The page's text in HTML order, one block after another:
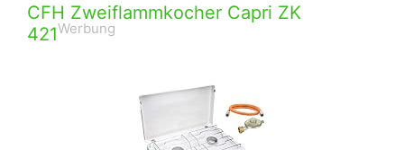
CFH Zweiflammkocher Capri ZK
421Werbung